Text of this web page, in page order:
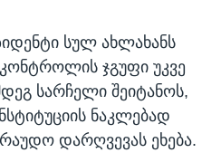
სულ ახლახანს
ჯგუფი უკვე
სარჩელი შეიტანოს,
ნაკლებად
დარღვევას ეხება.